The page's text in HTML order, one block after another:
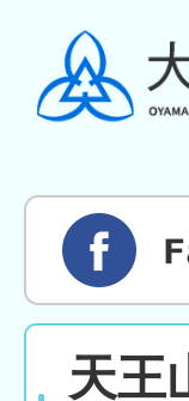
天王